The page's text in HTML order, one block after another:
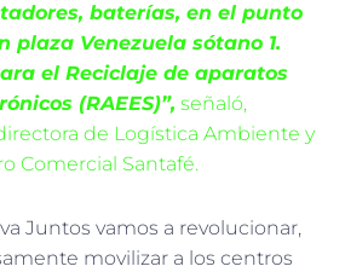
baterías, en el punto
plaza Venezuela sótano 1.
el Reciclaje de aparatos
(RAEES)”, señaló,
de Logística Ambiente y
Comercial Santafé.
Juntos vamos a revolucionar,
movilizar a los centros